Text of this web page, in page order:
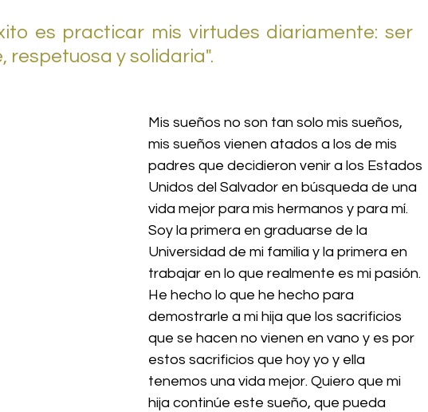
es practicar mis virtudes diariamente: ser
respetuosa y solidaria".
Mis sueños no son tan solo mis sueños,
mis sueños vienen atados a los de mis
padres que decidieron venir a los Estados
Unidos del Salvador en búsqueda de una
vida mejor para mis hermanos y para mí.
Soy la primera en graduarse de la
Universidad de mi familia y la primera en
trabajar en lo que realmente es mi pasión.
He hecho lo que he hecho para
demostrarle a mi hija que los sacrificios
que se hacen no vienen en vano y es por
estos sacrificios que hoy yo y ella
tenemos una vida mejor. Quiero que mi
hija continúe este sueño, que pueda